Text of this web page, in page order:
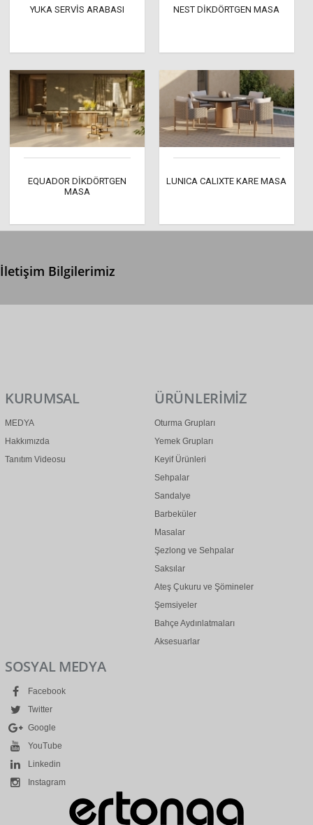
YUKA SERVİS ARABASI NEST DİKDÖRTGEN MASA
EQUADOR DİKDÖRTGEN
MASA
LUNICA CALIXTE KARE MASA
İletişim Bilgilerimiz
KURUMSAL
MEDYA
Hakkımızda
Tanıtım Videosu
ÜRÜNLERİMİZ
Oturma Grupları
Yemek Grupları
Keyif Ürünleri
Sehpalar
Sandalye
Barbeküler
Masalar
Şezlong ve Sehpalar
Saksılar
Ateş Çukuru ve Şömineler
Şemsiyeler
Bahçe Aydınlatmaları
Aksesuarlar
SOSYAL MEDYA
Facebook
Twitter
Google
YouTube
Linkedin
Instagram